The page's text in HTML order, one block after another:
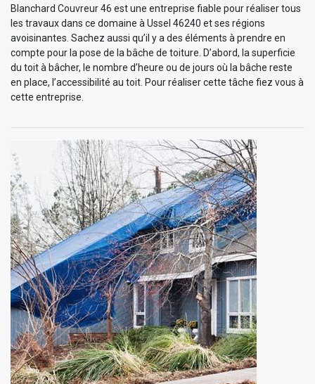
Blanchard Couvreur 46 est une entreprise fiable pour réaliser tous
les travaux dans ce domaine à Ussel 46240 et ses régions
avoisinantes. Sachez aussi qu’il y a des éléments à prendre en
compte pour la pose de la bâche de toiture. D’abord, la superficie
du toit à bâcher, le nombre d’heure ou de jours où la bâche reste
en place, l’accessibilité au toit. Pour réaliser cette tâche fiez vous à
cette entreprise.